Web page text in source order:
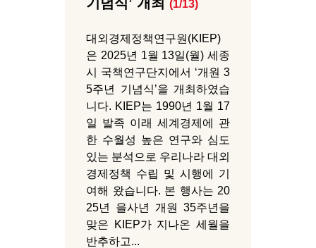
(1/13)
대외경제정책연구원(KIEP)
은 2025년 1월 13일(월) 세종
시 국책연구단지에서 ‘개원 3
5주년 기념식’을 개최하였습
니다. KIEP는 1990년 1월 17
일 발족 이래 세계경제에 관
한 수월성 높은 연구와 심도
있는 분석으로 우리나라 대외
경제정책 수립 및 시행에 기
여해 왔습니다. 본 행사는 20
25년 을사년 개원 35주년을
맞은 KIEP가 지나온 세월을
반추하고...